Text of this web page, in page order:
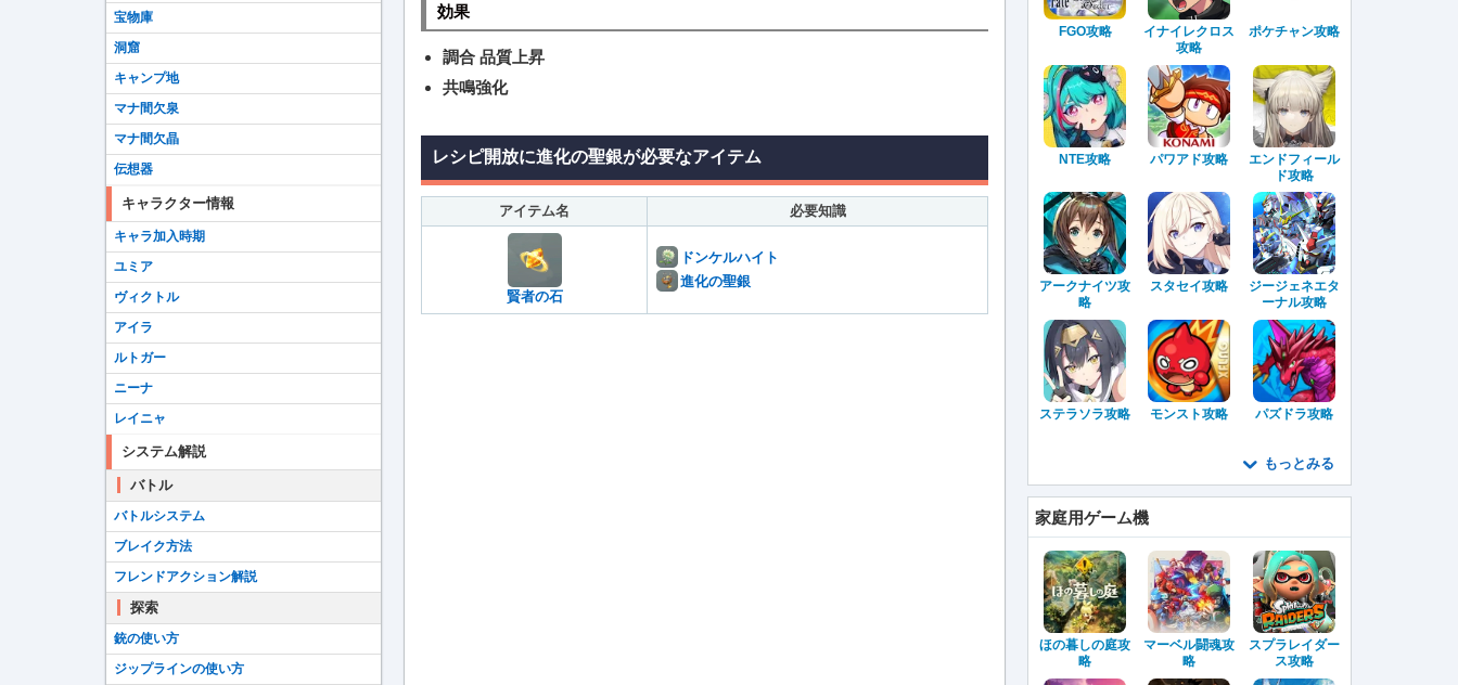
効果
調合 品質上昇
共鳴強化
レシピ開放に進化の聖銀が必要なアイテム
アイテム名 必要知識
賢者の石
ドンケルハイト
進化の聖銀
宝物庫
洞窟
キャンプ地
マナ間欠泉
マナ間欠晶
伝想器
キャラクター情報
キャラ加入時期
ユミア
ヴィクトル
アイラ
ルトガー
ニーナ
レイニャ
システム解説
バトル
バトルシステム
ブレイク方法
フレンドアクション解説
探索
銃の使い方
ジップラインの使い方
FGO攻略
イナイレクロス
攻略
ポケチャン攻略
NTE攻略 パワアド攻略
エンドフィール
ド攻略
アークナイツ攻
略
スタセイ攻略
ジージェネエタ
ーナル攻略
ステラソラ攻略 モンスト攻略 パズドラ攻略
もっとみる
家庭用ゲーム機
ほの暮しの庭攻
略
マーベル闘魂攻
略
スプラレイダー
ス攻略